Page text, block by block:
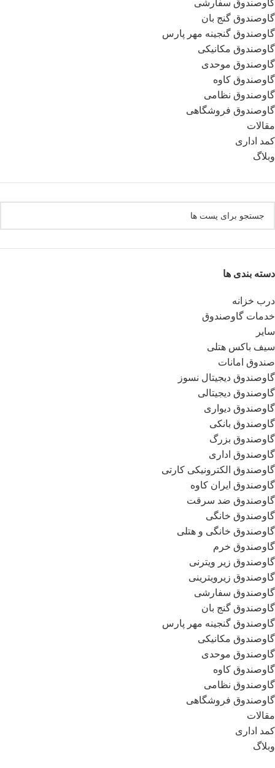
گاوصندوق سفارشی
گاوصندوق گنج بان
گاوصندوق گنجینه مهر پارس
گاوصندوق مکانیکی
گاوصندوق موحدی
گاوصندوق کاوه
گاوصندوق نظامی
گاوصندوق فروشگاهی
مقالات
کمد اداری
وبلاگ
دسته بندی ها
درب خزانه
خدمات گاوصندوق
سایر
سیف باکس هتلی
صندوق امانات
گاوصندوق دیجیتال نسوز
گاوصندوق دیجیتالی
گاوصندوق دیواری
گاوصندوق بانکی
گاوصندوق بزرگ
گاوصندوق اداری
گاوصندوق الکترونیکی کارتی
گاوصندوق ایران کاوه
گاوصندوق ضد سرقت
گاوصندوق خانگی
گاوصندوق خانگی و هتلی
گاوصندوق خرم
گاوصندوق زیر ویترنی
گاوصندوق زیرویترینی
گاوصندوق سفارشی
گاوصندوق گنج بان
گاوصندوق گنجینه مهر پارس
گاوصندوق مکانیکی
گاوصندوق موحدی
گاوصندوق کاوه
گاوصندوق نظامی
گاوصندوق فروشگاهی
مقالات
کمد اداری
وبلاگ